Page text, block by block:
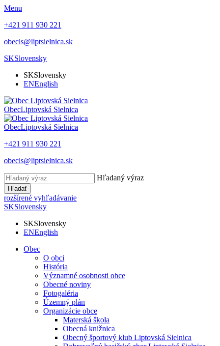
Menu
+421 911 930 221
obecls@liptsielnica.sk
SKSlovensky
SKSlovensky
ENEnglish
ObecLiptovská Sielnica
ObecLiptovská Sielnica
+421 911 930 221
obecls@liptsielnica.sk
Hľadaný výraz
Hľadať
rozšírené vyhľadávanie
SKSlovensky
SKSlovensky
ENEnglish
Obec
O obci
História
Významné osobnosti obce
Obecné noviny
Fotogaléria
Územný plán
Organizácie obce
Materská škola
Obecná knižnica
Obecný športový klub Liptovská Sielnica